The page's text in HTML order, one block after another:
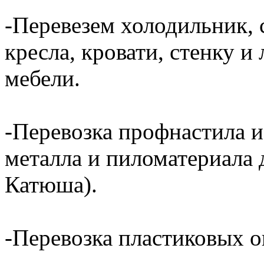
-Перевезем
кресла, кровати, стенку
мебели.
-Перевозка профнастила
металла и
Катюша).
-Перевозка пластиковых